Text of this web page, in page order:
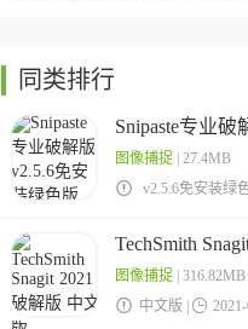
同类排行
Snipaste专业破
图像捕捉 | 27.4MB
 v2.5.6免安装绿
TechSmith
图像捕捉 | 316.82MB
 中文版 | 